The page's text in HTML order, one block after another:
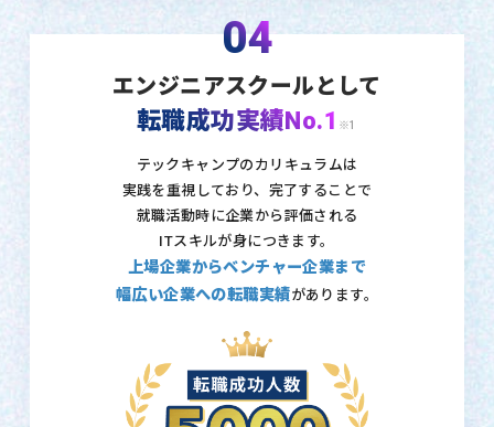
04
エンジニアスクールとして
転職成功実績No.1 ※1
テックキャンプのカリキュラムは
実践を重視しており、 完了することで
就職活動時に企業から評価される
ITスキルが身につきます。
上場企業からベンチャー企業まで
幅広い企業への転職実績があります。